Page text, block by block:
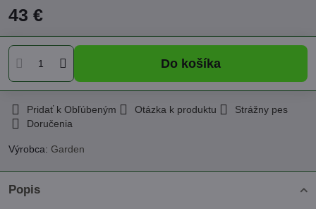
43 €
Do košíka
Pridať k Obľúbeným Otázka k produktu
Strážny pes
Doručenia
Výrobca: Garden
Popis